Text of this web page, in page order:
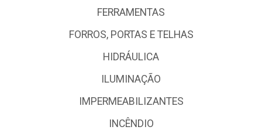
FERRAMENTAS
FORROS, PORTAS E TELHAS
HIDRÁULICA
ILUMINAÇÃO
IMPERMEABILIZANTES
INCÊNDIO